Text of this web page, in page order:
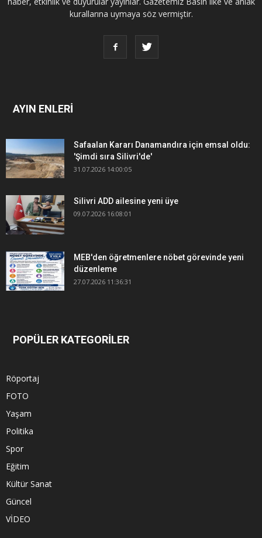
kurallarına uymaya söz vermiştir.
AYIN ENLERİ
Safaalan Kararı Danamandıra için emsal oldu:
'Şimdi sıra Silivri'de'
31.07.2026 14:00:05
Silivri ADD ailesine yeni üye
09.07.2026 16:08:01
MEB'den öğretmenlere nöbet görevinde yeni
düzenleme
27.07.2026 11:36:31
POPÜLER KATEGORİLER
Röportaj
FOTO
Yaşam
Politika
Spor
Eğitim
Kültür Sanat
Güncel
VİDEO